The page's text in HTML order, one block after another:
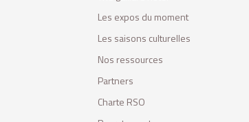
Les expos du moment
Les saisons culturelles
Nos ressources
Partners
Charte RSO